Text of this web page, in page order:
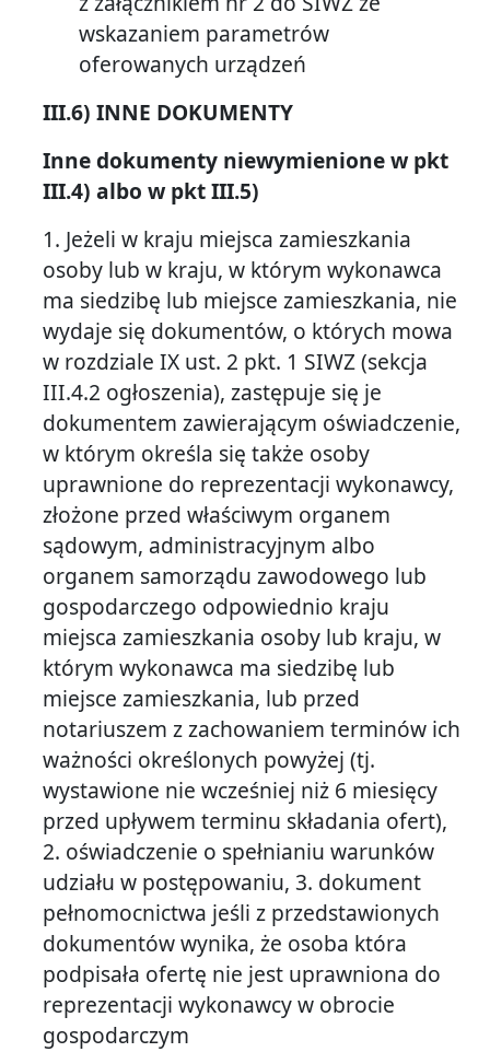
wskazaniem parametrów
oferowanych urządzeń
III.6) INNE DOKUMENTY
Inne dokumenty niewymienione w pkt
III.4) albo w pkt III.5)
1. Jeżeli w kraju miejsca zamieszkania
osoby lub w kraju, w którym wykonawca
ma siedzibę lub miejsce zamieszkania, nie
wydaje się dokumentów, o których mowa
w rozdziale IX ust. 2 pkt. 1 SIWZ (sekcja
III.4.2 ogłoszenia), zastępuje się je
dokumentem zawierającym oświadczenie,
w którym określa się także osoby
uprawnione do reprezentacji wykonawcy,
złożone przed właściwym organem
sądowym, administracyjnym albo
organem samorządu zawodowego lub
gospodarczego odpowiednio kraju
miejsca zamieszkania osoby lub kraju, w
którym wykonawca ma siedzibę lub
miejsce zamieszkania, lub przed
notariuszem z zachowaniem terminów ich
ważności określonych powyżej (tj.
wystawione nie wcześniej niż 6 miesięcy
przed upływem terminu składania ofert),
2. oświadczenie o spełnianiu warunków
udziału w postępowaniu, 3. dokument
pełnomocnictwa jeśli z przedstawionych
dokumentów wynika, że osoba która
podpisała ofertę nie jest uprawniona do
reprezentacji wykonawcy w obrocie
gospodarczym